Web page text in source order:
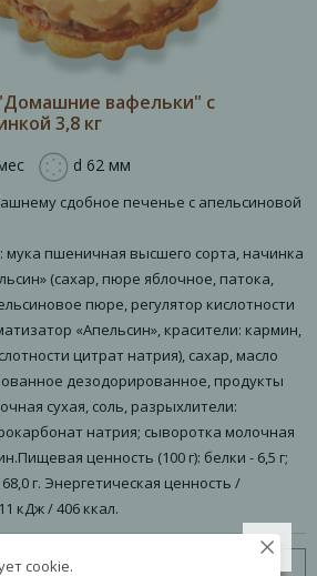
вафельки" с
3,8 кг
d 62 мм
сдобное печенье с апельсиновой
мука пшеничная высшего сорта, начинка
(сахар, пюре яблочное, патока,
пюре, регулятор кислотности
«Апельсин», красители: кармин,
цитрат натрия), сахар, масло
дезодорированное, продукты
сухая, соль, разрыхлители:
натрия; сыворотка молочная
ценность (100 г): белки - 6,5 г;
г. Энергетическая ценность /
кДж / 406 ккал.
Узнать цену
cookie.